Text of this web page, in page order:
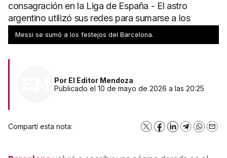
consagración en la Liga de España - El astro
argentino utilizó sus redes para sumarse a los
festejos
Messi se sumó a los festejos del Barcelona.
Por El Editor Mendoza
Publicado el 10 de mayo de 2026 a las 20:25
Compartí esta nota: X Facebook
LinkedInTelegram